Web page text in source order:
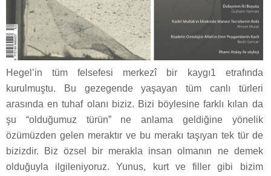
Hegel’in tüm felsefesi merkezî bir kaygı1 etrafında
kurulmuştu. Bu gezegende yaşayan tüm canlı türleri
arasında en tuhaf olanı biziz. Bizi böylesine farklı kılan da
şu “olduğumuz türün” ne anlama geldiğine yönelik
özümüzden gelen meraktır ve bu merakı taşıyan tek tür de
bizizdir. Biz özsel bir merakla insan olmanın ne demek
olduğuyla ilgileniyoruz. Yunus, kurt ve filler gibi bizim